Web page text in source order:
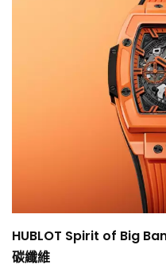
HUBLOT Spirit of Big
碳纖維